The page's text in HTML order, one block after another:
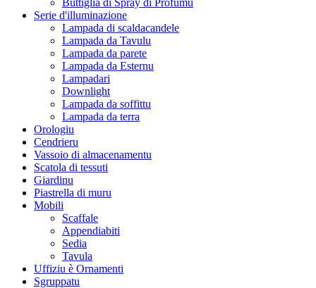
Serie d'illuminazione
Lampada di scaldacandele
Lampada da Tavulu
Lampada da parete
Lampada da Esternu
Lampadari
Downlight
Lampada da soffittu
Lampada da terra
Orologiu
Cendrieru
Vassoio di almacenamentu
Scatola di tessuti
Giardinu
Piastrella di muru
Mobili
Scaffale
Appendiabiti
Sedia
Tavula
Uffiziu è Ornamenti
Sgruppatu